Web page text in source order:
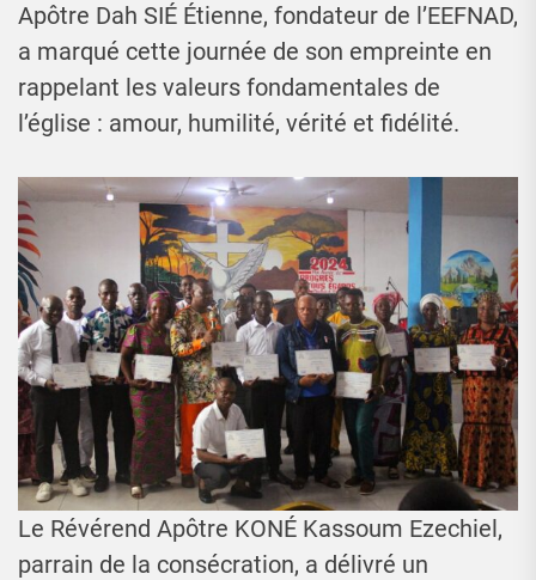
Apôtre Dah SIÉ Étienne, fondateur de l’EEFNAD,
a marqué cette journée de son empreinte en
rappelant les valeurs fondamentales de
l’église : amour, humilité, vérité et fidélité.
Le Révérend Apôtre KONÉ Kassoum Ezechiel,
parrain de la consécration, a délivré un